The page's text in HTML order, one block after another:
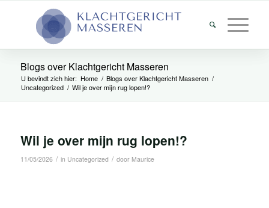
Blogs over Klachtgericht Masseren
U bevindt zich hier: Home / Blogs over Klachtgericht Masseren /
Uncategorized / Wil je over mijn rug lopen!?
Wil je over mijn rug lopen!?
11/05/2026 / in Uncategorized / door Maurice